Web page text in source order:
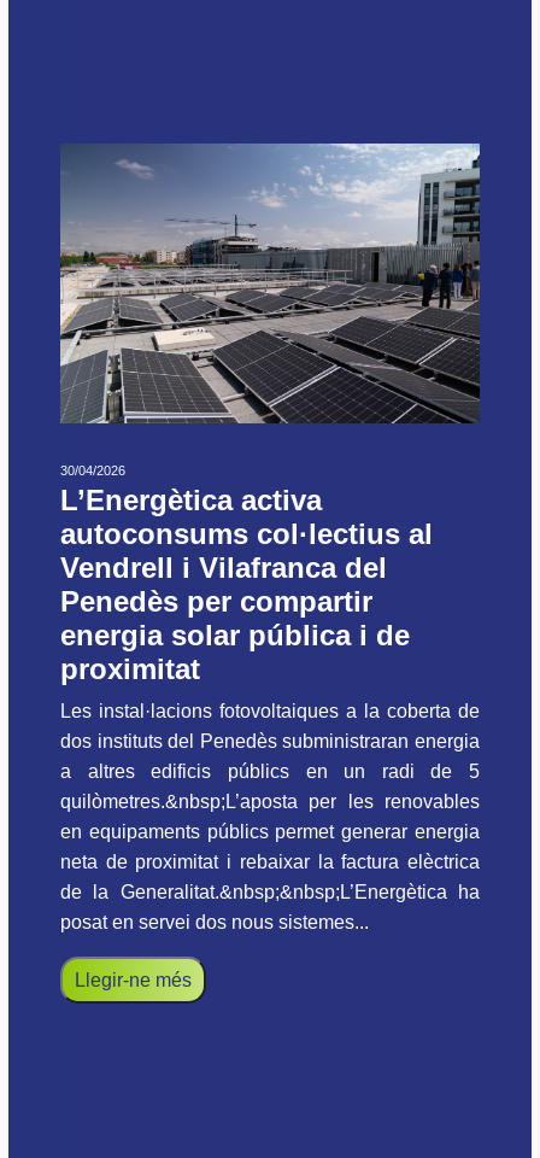
30/04/2026
L’Energètica activa
autoconsums col·lectius al
Vendrell i Vilafranca del
Penedès per compartir
energia solar pública i de
proximitat
Les instal·lacions fotovoltaiques a la coberta de
dos instituts del Penedès subministraran energia
a altres edificis públics en un radi de 5
quilòmetres.&nbsp;L’aposta per les renovables
en equipaments públics permet generar energia
neta de proximitat i rebaixar la factura elèctrica
de la Generalitat.&nbsp;&nbsp;L’Energètica ha
posat en servei dos nous sistemes...
Llegir-ne més